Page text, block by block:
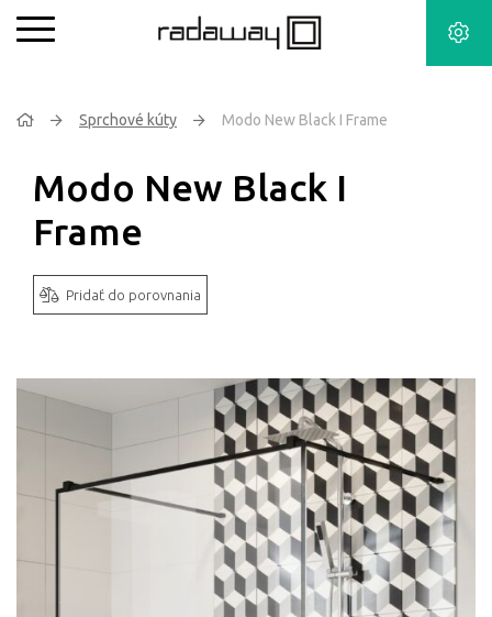
Sprchové kúty Modo New Black I Frame
Modo New Black I
Frame
Pridať do porovnania